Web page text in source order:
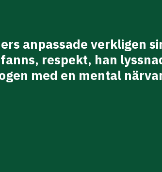
anpassade verkligen
respekt, han
med en mental